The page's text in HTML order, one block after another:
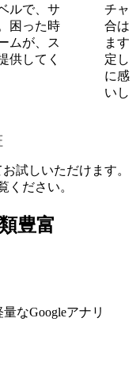
ルで、サ
困った時
ムが、ス
供してく
チャ
合は
ます
定し
に感
いし
試しいただけます。
ください。
豊富
なGoogleアナリ